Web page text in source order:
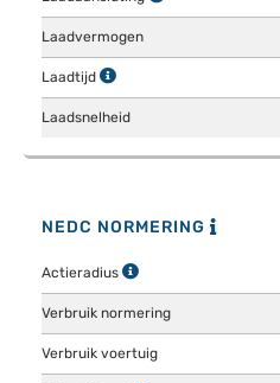
Laadvermogen
Laadtijd
Laadsnelheid
NEDC NORMERING
Actieradius
Verbruik normering
Verbruik voertuig